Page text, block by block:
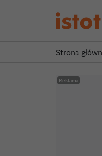
Strona